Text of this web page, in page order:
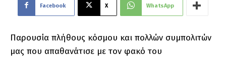
Facebook X WhatsApp
Παρουσία πλήθους κόσμου και πολλών συμπολιτών
μας που απαθανάτισε με τον φακό του